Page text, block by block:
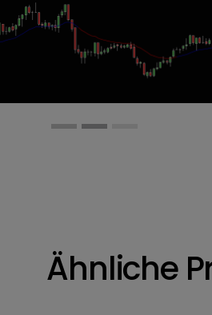
Ähnliche